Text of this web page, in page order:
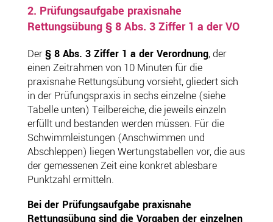
2. Prüfungsaufgabe praxisnahe
Rettungsübung § 8 Abs. 3 Ziffer 1 a der VO
Der§ 8 Abs. 3 Ziffer 1 a der Verordnung, der
einen Zeitrahmen von 10 Minuten für die
praxisnahe Rettungsübung vorsieht, gliedert sich
in der Prüfungspraxis in sechs einzelne (siehe
Tabelle unten) Teilbereiche, die jeweils einzeln
erfüllt und bestanden werden müssen. Für die
Schwimmleistungen (Anschwimmen und
Abschleppen) liegen Wertungstabellen vor, die aus
der gemessenen Zeit eine konkret ablesbare
Punktzahl ermitteln.
Bei der Prüfungsaufgabe praxisnahe
Rettungsübung sind die Vorgaben der einzelnen